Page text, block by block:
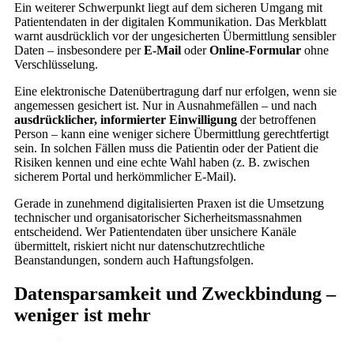
Ein weiterer Schwerpunkt liegt auf dem sicheren Umgang mit
Patientendaten in der digitalen Kommunikation. Das Merkblatt
warnt ausdrücklich vor der ungesicherten Übermittlung sensibler
Daten – insbesondere perE-Mail oderOnline-Formular ohne
Verschlüsselung.
Eine elektronische Datenübertragung darf nur erfolgen, wenn sie
angemessen gesichert ist. Nur in Ausnahmefällen – und nach
ausdrücklicher, informierter Einwilligung der betroffenen
Person – kann eine weniger sichere Übermittlung gerechtfertigt
sein. In solchen Fällen muss die Patientin oder der Patient die
Risiken kennen und eine echte Wahl haben (z. B. zwischen
sicherem Portal und herkömmlicher E-Mail).
Gerade in zunehmend digitalisierten Praxen ist die Umsetzung
technischer und organisatorischer Sicherheitsmassnahmen
entscheidend. Wer Patientendaten über unsichere Kanäle
übermittelt, riskiert nicht nur datenschutzrechtliche
Beanstandungen, sondern auch Haftungsfolgen.
Datensparsamkeit und Zweckbindung –
weniger ist mehr